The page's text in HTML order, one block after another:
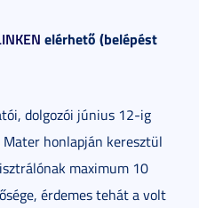
elérhető (belépést
dolgozói június 12-ig
honlapján keresztül
maximum 10
érdemes tehát a volt